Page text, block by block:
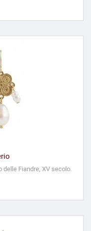
Fiandre, XV secolo.